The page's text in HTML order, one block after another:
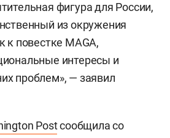
фигура для России,
из окружения
к повестке MAGA,
интересы и
проблем», — заявил
Postсообщила со